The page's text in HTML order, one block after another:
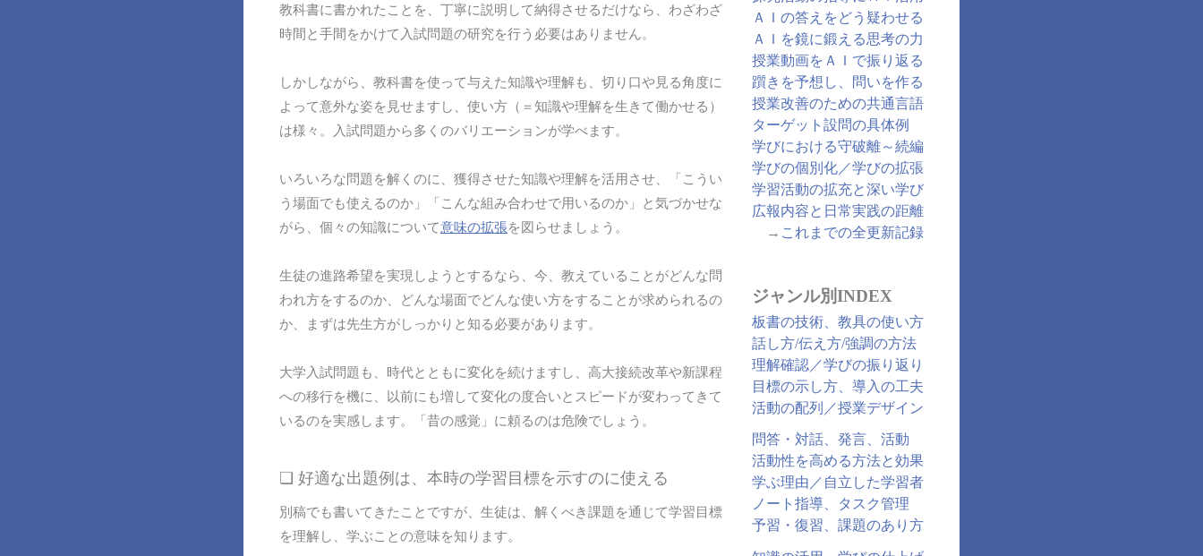
教科書に書かれたことを、丁寧に説明して納得させるだけなら、わざわざ
時間と手間をかけて入試問題の研究を行う必要はありません。
しかしながら、教科書を使って与えた知識や理解も、切り口や見る角度に
よって意外な姿を見せますし、使い方（＝知識や理解を生きて働かせる）
は様々。入試問題から多くのバリエーションが学べます。
いろいろな問題を解くのに、獲得させた知識や理解を活用させ、「こうい
う場面でも使えるのか」「こんな組み合わせで用いるのか」と気づかせな
がら、個々の知識について意味の拡張を図らせましょう。
生徒の進路希望を実現しようとするなら、今、教えていることがどんな問
われ方をするのか、どんな場面でどんな使い方をすることが求められるの
か、まずは先生方がしっかりと知る必要があります。
大学入試問題も、時代とともに変化を続けますし、高大接続改革や新課程
への移行を機に、以前にも増して変化の度合いとスピードが変わってきて
いるのを実感します。「昔の感覚」に頼るのは危険でしょう。
❏ 好適な出題例は、本時の学習目標を示すのに使える
別稿でも書いてきたことですが、生徒は、解くべき課題を通じて学習目標
を理解し、学ぶことの意味を知ります。
ＡＩの答えをどう疑わせる
ＡＩを鏡に鍛える思考の力
授業動画をＡＩで振り返る
躓きを予想し、問いを作る
授業改善のための共通言語
ターゲット設問の具体例
学びにおける守破離～続編
学びの個別化／学びの拡張
学習活動の拡充と深い学び
広報内容と日常実践の距離
→ これまでの全更新記録
ジャンル別INDEX
板書の技術、教具の使い方
話し方/伝え方/強調の方法
理解確認／学びの振り返り
目標の示し方、導入の工夫
活動の配列／授業デザイン
問答・対話、発言、活動
活動性を高める方法と効果
学ぶ理由／自立した学習者
ノート指導、タスク管理
予習・復習、課題のあり方